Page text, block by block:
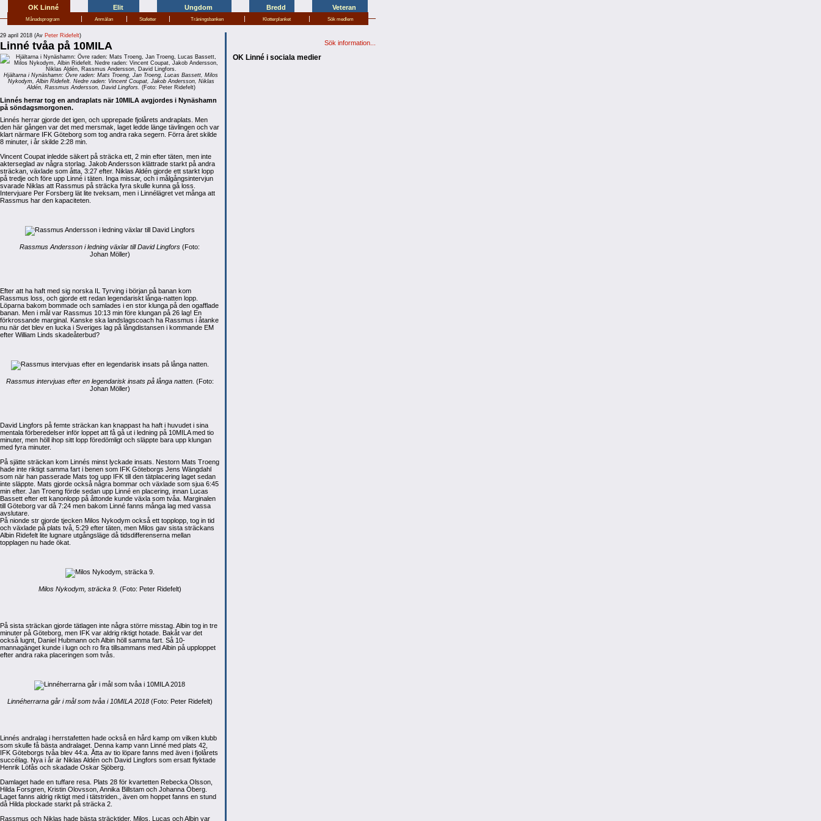
OK Linné Elit Ungdom Bredd Veteran
Månadsprogram | Anmälan | Stafetter | Träningsbanken | Klotterplanket | Sök medlem
29 april 2018 (Av Peter Ridefelt)
Linné tvåa på 10MILA
Hjältarna i Nynäshamn: Övre raden: Mats Troeng, Jan Troeng, Lucas Bassett, Milos
Nykodym, Albin Ridefelt. Nedre raden: Vincent Coupat, Jakob Andersson, Niklas
Aldén, Rassmus Andersson, David Lingfors. (Foto: Peter Ridefelt)
Linnés herrar tog en andraplats när 10MILA avgjordes i Nynäshamn
på söndagsmorgonen.
Linnés herrar gjorde det igen, och upprepade fjolårets andraplats. Men
den här gången var det med mersmak, laget ledde länge tävlingen och var
klart närmare IFK Göteborg som tog andra raka segern. Förra året skilde
8 minuter, i år skilde 2:28 min.
Vincent Coupat inledde säkert på sträcka ett, 2 min efter täten, men inte
akterseglad av några storlag. Jakob Andersson klättrade starkt på andra
sträckan, växlade som åtta, 3:27 efter. Niklas Aldén gjorde ett starkt lopp
på tredje och före upp Linné i täten. Inga missar, och i målgångsintervjun
svarade Niklas att Rassmus på sträcka fyra skulle kunna gå loss.
Intervjuare Per Forsberg lät lite tveksam, men i Linnélägret vet många att
Rassmus har den kapaciteten.
Rassmus Andersson i ledning växlar till David Lingfors (Foto:
Johan Möller)
Efter att ha haft med sig norska IL Tyrving i början på banan kom
Rassmus loss, och gjorde ett redan legendariskt långa-natten lopp.
Löparna bakom bommade och samlades i en stor klunga på den ogafflade
banan. Men i mål var Rassmus 10:13 min före klungan på 26 lag! En
förkrossande marginal. Kanske ska landslagscoach ha Rassmus i åtanke
nu när det blev en lucka i Sveriges lag på långdistansen i kommande EM
efter William Linds skadeåterbud?
Rassmus intervjuas efter en legendarisk insats på långa natten. (Foto:
Johan Möller)
David Lingfors på femte sträckan kan knappast ha haft i huvudet i sina
mentala förberedelser inför loppet att få gå ut i ledning på 10MILA med tio
minuter, men höll ihop sitt lopp föredömligt och släppte bara upp klungan
med fyra minuter.
På sjätte sträckan kom Linnés minst lyckade insats. Nestorn Mats Troeng
hade inte riktigt samma fart i benen som IFK Göteborgs Jens Wängdahl
som när han passerade Mats tog upp IFK till den tätplacering laget sedan
inte släppte. Mats gjorde också några bommar och växlade som sjua 6:45
min efter. Jan Troeng förde sedan upp Linné en placering, innan Lucas
Bassett efter ett kanonlopp på åttonde kunde växla som tvåa. Marginalen
till Göteborg var då 7:24 men bakom Linné fanns många lag med vassa
avslutare.
På nionde str gjorde tjecken Milos Nykodym också ett topplopp, tog in tid
och växlade på plats två, 5:29 efter täten, men Milos gav sista sträckans
Albin Ridefelt lite lugnare utgångsläge då tidsdifferenserna mellan
topplagen nu hade ökat.
Milos Nykodym, sträcka 9. (Foto: Peter Ridefelt)
På sista sträckan gjorde tätlagen inte några större misstag. Albin tog in tre
minuter på Göteborg, men IFK var aldrig riktigt hotade. Bakåt var det
också lugnt, Daniel Hubmann och Albin höll samma fart. Så 10-
mannagänget kunde i lugn och ro fira tillsammans med Albin på upploppet
efter andra raka placeringen som tvås.
Linnéherrarna går i mål som tvåa i 10MILA 2018(Foto: Peter Ridefelt)
Linnés andralag i herrstafetten hade också en hård kamp om vilken klubb
som skulle få bästa andralaget. Denna kamp vann Linné med plats 42,
IFK Göteborgs tvåa blev 44:a. Åtta av tio löpare fanns med även i fjolårets
succélag. Nya i år är Niklas Aldén och David Lingfors som ersatt flyktade
Henrik Löfås och skadade Oskar Sjöberg.
Damlaget hade en tuffare resa. Plats 28 för kvartetten Rebecka Olsson,
Hilda Forsgren, Kristin Olovsson, Annika Billstam och Johanna Öberg.
Laget fanns aldrig riktigt med i tätstriden., även om hoppet fanns en stund
då Hilda plockade starkt på sträcka 2.
Rassmus och Niklas hade bästa sträcktider. Milos, Lucas och Albin var
Sök information...
OK Linné i sociala medier